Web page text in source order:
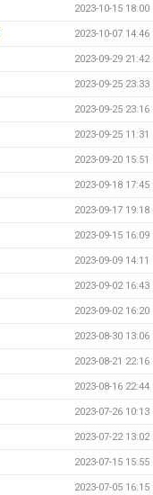
2023-10-15 18:00
2023-10-07 14:46
2023-09-29 21:42
2023-09-25 23:33
2023-09-25 23:16
2023-09-25 11:31
2023-09-20 15:51
2023-09-18 17:45
2023-09-17 19:18
2023-09-15 16:09
2023-09-09 14:11
2023-09-02 16:43
2023-09-02 16:20
2023-08-30 13:06
2023-08-21 22:16
2023-08-16 22:44
2023-07-26 10:13
2023-07-22 13:02
2023-07-15 15:55
2023-07-05 16:15